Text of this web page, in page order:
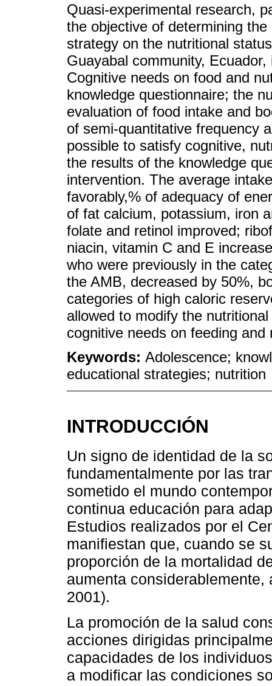
Quasi-experimental research,
the objective of determining
strategy on the nutritional
Guayabal community,
Cognitive needs on food and
knowledge questionnaire; the
evaluation of food intake and
of semi-quantitative frequency
possible to satisfy cognitive,
the results of the knowledge
intervention. The average
favorably,% of adequacy of
of fat calcium, potassium, iron
folate and retinol improved;
niacin, vitamin C and E
who were previously in the
the AMB, decreased by 50%,
categories of high caloric
allowed to modify the
cognitive needs on feeding
Keywords: Adolescence;
educational strategies; nutrition
INTRODUCCIÓN
Un signo de identidad de la
fundamentalmente por las
sometido el mundo
continua educación para
Estudios realizados por el
manifiestan que, cuando se
proporción de la mortalidad
aumenta
2001).
La promoción de la salud
acciones dirigidas
capacidades de los
a modificar las condiciones